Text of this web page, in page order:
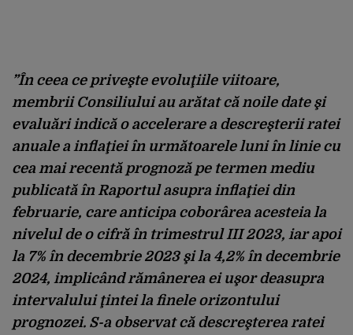
”În ceea ce priveşte evoluţiile viitoare,
membrii Consiliului au arătat că noile date şi
evaluări indică o accelerare a descreşterii ratei
anuale a inflaţiei în următoarele luni în linie cu
cea mai recentă prognoză pe termen mediu
publicată în Raportul asupra inflaţiei din
februarie, care anticipa coborârea acesteia la
nivelul de o cifră în trimestrul III 2023, iar apoi
la 7% în decembrie 2023 şi la 4,2% în decembrie
2024, implicând rămânerea ei uşor deasupra
intervalului ţintei la finele orizontului
prognozei. S-a observat că descreşterea ratei